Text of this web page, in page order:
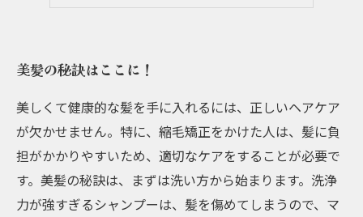
美髪の秘訣はここに！
美しくて健康的な髪を手に入れるには、正しいヘアケア
が欠かせません。特に、縮毛矯正をかけた人は、髪に負
担がかかりやすいため、適切なケアをすることが必要で
す。美髪の秘訣は、まずは洗い方から始まります。洗浄
力が強すぎるシャンプーは、髪を傷めてしまうので、マ